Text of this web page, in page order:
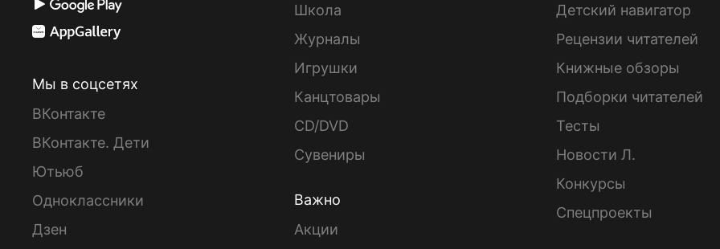
Мы в соцсетях
ВКонтакте
ВКонтакте. Дети
Ютьюб
Одноклассники
Дзен
Школа
Журналы
Игрушки
Канцтовары
CD/DVD
Сувениры
Важно
Акции
Детский навигатор
Рецензии читателей
Книжные обзоры
Подборки читателей
Тесты
Новости Л.
Конкурсы
Спецпроекты